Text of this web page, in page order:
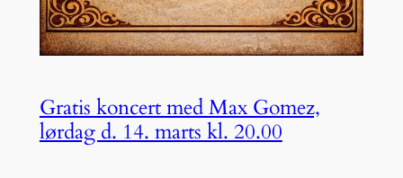
Gratis koncert med Max Gomez,
lørdag d. 14. marts kl. 20.00